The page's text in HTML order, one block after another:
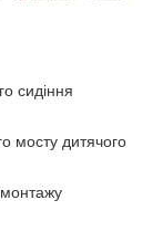
сидіння
мосту дитячого